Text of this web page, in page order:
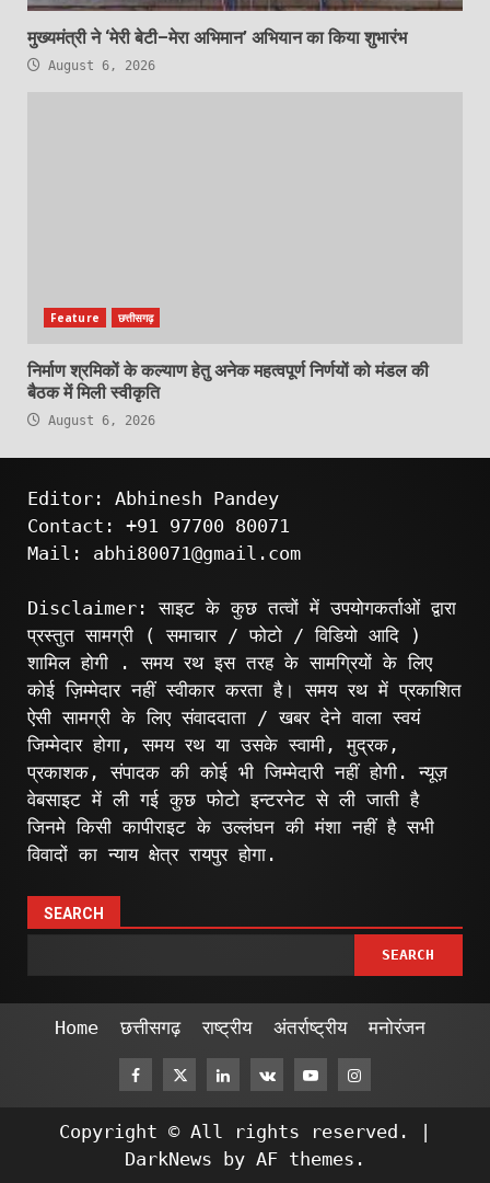
मुख्यमंत्री ने ‘मेरी बेटी–मेरा अभिमान’ अभियान का किया शुभारंभ
August 6, 2026
Feature छत्तीसगढ़
निर्माण श्रमिकों के कल्याण हेतु अनेक महत्वपूर्ण निर्णयों को मंडल की
बैठक में मिली स्वीकृति
August 6, 2026
Editor: Abhinesh Pandey
Contact: +91 97700 80071
Mail: abhi80071@gmail.com
Disclaimer: साइट के कुछ तत्वों में उपयोगकर्ताओं द्वारा
प्रस्तुत सामग्री ( समाचार / फोटो / विडियो आदि )
शामिल होगी . समय रथ इस तरह के सामग्रियों के लिए
कोई ज़िम्मेदार नहीं स्वीकार करता है। समय रथ में प्रकाशित
ऐसी सामग्री के लिए संवाददाता / खबर देने वाला स्वयं
जिम्मेदार होगा, समय रथ या उसके स्वामी, मुद्रक,
प्रकाशक, संपादक की कोई भी जिम्मेदारी नहीं होगी. न्यूज़
वेबसाइट में ली गई कुछ फोटो इन्टरनेट से ली जाती है
जिनमे किसी कापीराइट के उल्लंघन की मंशा नहीं है सभी
विवादों का न्याय क्षेत्र रायपुर होगा.
SEARCH
SEARCH
Home छत्तीसगढ़ राष्ट्रीय अंतर्राष्ट्रीय मनोरंजन
FacebookTwitterLinkedin
VK YoutubeInstagram
Copyright © All rights reserved.
|
DarkNews by AF themes.